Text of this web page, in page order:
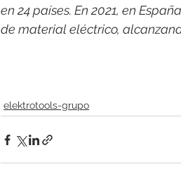
en 24 países. En 2021, en
de material eléctrico,
elektrotools-grupo